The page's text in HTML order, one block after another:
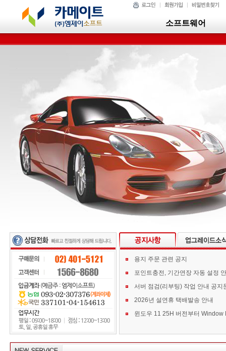
소프트웨어
용지 주문 관련 공지
포인트충전, 기간연장 자동 설정
서버 점검(리부팅) 작업 안내 공지
2026년 설연휴 택배발송 안내